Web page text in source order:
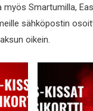
Smartumilla,
sähköpostin
oikein.